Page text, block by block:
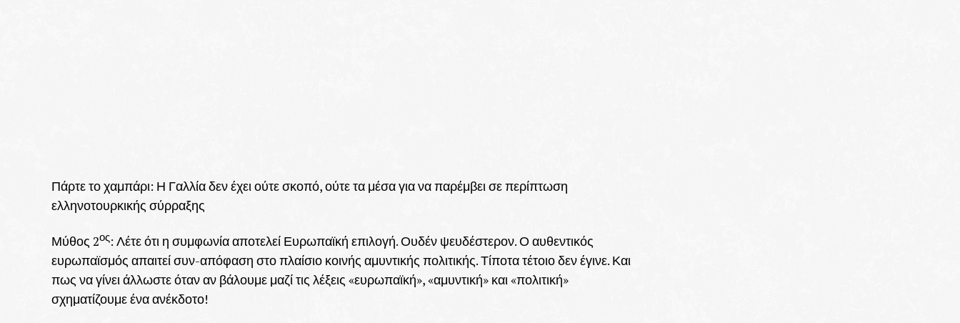
Πάρτε το χαμπάρι: Η Γαλλία δεν έχει ούτε σκοπό, ούτε τα μέσα για να παρέμβει σε περίπτωση
ελληνοτουρκικής σύρραξης
Μύθος 2ος: Λέτε ότι η συμφωνία αποτελεί Ευρωπαϊκή επιλογή. Ουδέν ψευδέστερον. Ο αυθεντικός
ευρωπαϊσμός απαιτεί συν-απόφαση στο πλαίσιο κοινής αμυντικής πολιτικής. Τίποτα τέτοιο δεν έγινε. Και
πως να γίνει άλλωστε όταν αν βάλουμε μαζί τις λέξεις «ευρωπαϊκή», «αμυντική» και «πολιτική»
σχηματίζουμε ένα ανέκδοτο!